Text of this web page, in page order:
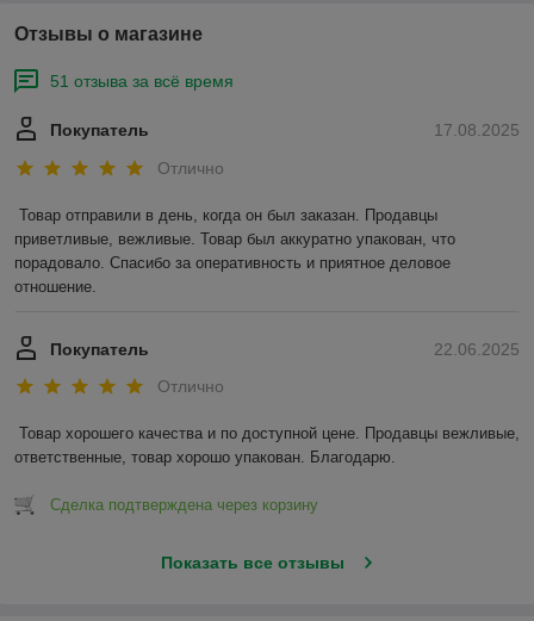
Отзывы о магазине
51 отзыва за всё время
17.08.2025
Покупатель
Отлично
Товар отправили в день, когда он был заказан. Продавцы
приветливые, вежливые. Товар был аккуратно упакован, что
порадовало. Спасибо за оперативность и приятное деловое
отношение.
22.06.2025
Покупатель
Отлично
Товар хорошего качества и по доступной цене. Продавцы вежливые,
ответственные, товар хорошо упакован. Благодарю.
Сделка подтверждена через корзину
Показать все отзывы